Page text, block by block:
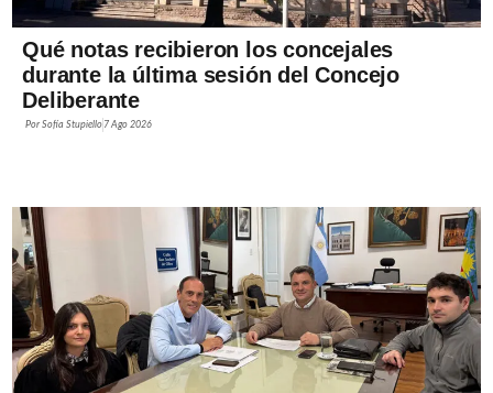
Qué notas recibieron los concejales
durante la última sesión del Concejo
Deliberante
PorSofía Stupiello 7 Ago 2026